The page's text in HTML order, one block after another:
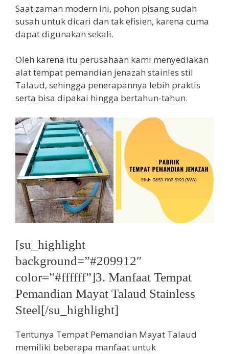
Saat zaman modern ini, pohon pisang sudah
susah untuk dicari dan tak efisien, karena cuma
dapat digunakan sekali.
Oleh karena itu perusahaan kami menyediakan
alat tempat pemandian jenazah stainles stil
Talaud, sehingga penerapannya lebih praktis
serta bisa dipakai hingga bertahun-tahun.
[su_highlight
background=”#209912″
color=”#ffffff”]3. Manfaat Tempat
Pemandian Mayat Talaud Stainless
Steel[/su_highlight]
Tentunya Tempat Pemandian Mayat Talaud
memiliki beberapa manfaat untuk